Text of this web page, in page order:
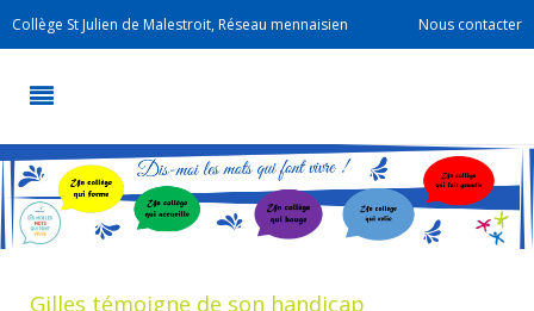
Collège St Julien de Malestroit, Réseau mennaisien Nous contacter
Gilles témoigne de son handicap